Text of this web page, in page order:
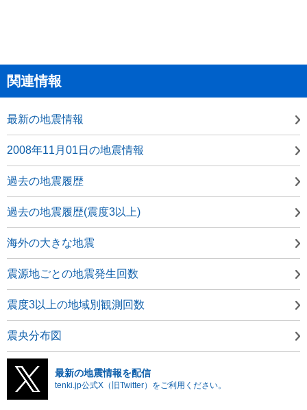
関連情報
最新の地震情報
2008年11月01日の地震情報
過去の地震履歴
過去の地震履歴(震度3以上)
海外の大きな地震
震源地ごとの地震発生回数
震度3以上の地域別観測回数
震央分布図
最新の地震情報を配信
tenki.jp公式X（旧Twitter）をご利用ください。